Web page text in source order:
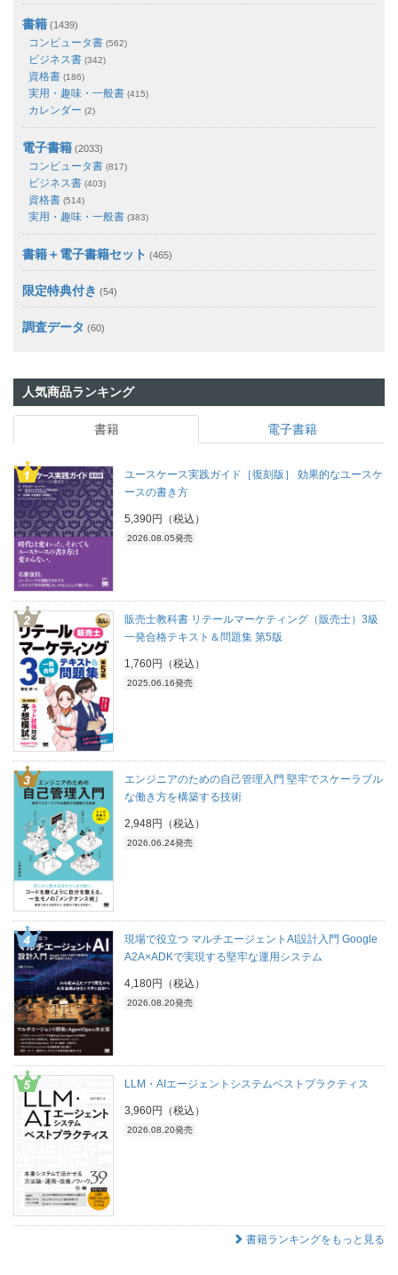
書籍 (1439)
コンピュータ書 (562)
ビジネス書 (342)
資格書 (186)
実用・趣味・一般書 (415)
カレンダー (2)
電子書籍 (2033)
コンピュータ書 (817)
ビジネス書 (403)
資格書 (514)
実用・趣味・一般書 (383)
書籍＋電子書籍セット (465)
限定特典付き (54)
調査データ (60)
人気商品ランキング
書籍 電子書籍
ユースケース実践ガイド［復刻版］ 効果的なユースケ
ースの書き方
5,390円（税込）
2026.08.05発売
販売士教科書 リテールマーケティング（販売士）3級
一発合格テキスト＆問題集 第5版
1,760円（税込）
2025.06.16発売
エンジニアのための自己管理入門 堅牢でスケーラブル
な働き方を構築する技術
2,948円（税込）
2026.06.24発売
現場で役立つ マルチエージェントAI設計入門 Google
A2A×ADKで実現する堅牢な運用システム
4,180円（税込）
2026.08.20発売
LLM・AIエージェントシステムベストプラクティス
3,960円（税込）
2026.08.20発売
書籍ランキングをもっと見る